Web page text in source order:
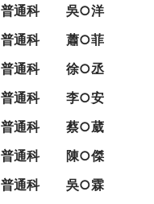
普通科 吳○洋
普通科
蕭○菲
普通科
徐○丞
普通科
李○安
普通科
蔡○葳
普通科
陳○傑
普通科
吳○霖